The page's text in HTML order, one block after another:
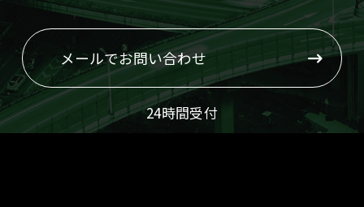
メールでお問い合わせ
24時間受付